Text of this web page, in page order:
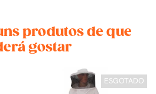
produtos de que
gostar
ESGOTADO